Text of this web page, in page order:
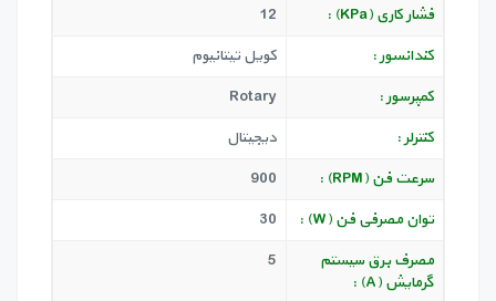
فشار کاری (KPa) :
12
کندانسور :
کویل تیتانیوم
کمپرسور :
Rotary
کنترلر :
دیجیتال
سرعت فن (RPM) :
900
توان مصرفی فن (W) :
30
مصرف برق سيستم
گرمايش (A) :
5